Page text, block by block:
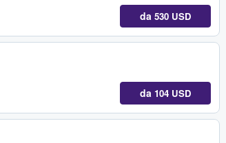
da 530 USD
da 104 USD